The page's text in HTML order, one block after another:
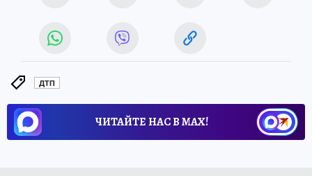
ДТП
ЧИТАЙТЕ НАС В МАХ!